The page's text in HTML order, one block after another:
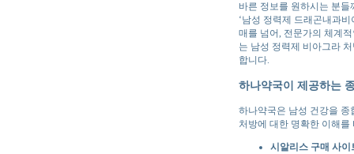
바른 정보를 원하시는 분
‘남성 정력제 드래곤내과
매를 넘어, 전문가의 체계
는 남성 정력제 비아그라
합니다.
하나약국이 제공하는
하나약국은 남성 건강을
처방에 대한 명확한 이해
시알리스 구매 사이